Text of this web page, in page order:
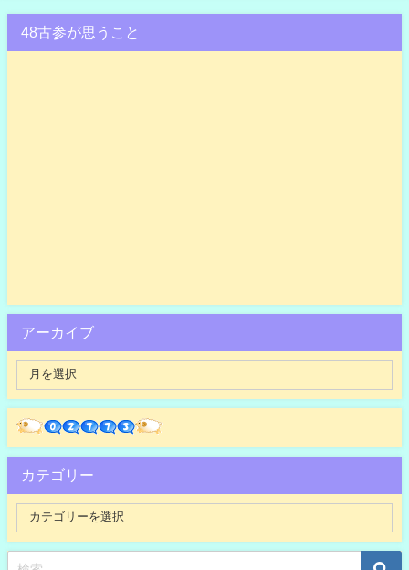
48古参が思うこと
アーカイブ
カテゴリー